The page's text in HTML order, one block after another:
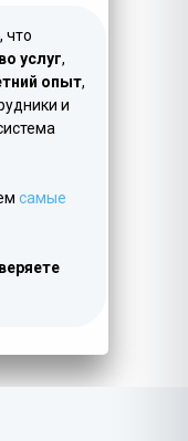
что
услуг,
опыт,
и
самые